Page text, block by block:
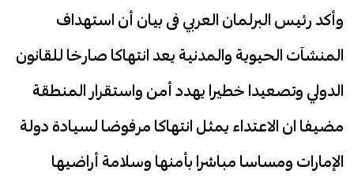
وأكد رئيس البرلمان العربي فى بيان أن استهداف
المنشآت الحيوية والمدنية يعد انتهاكا صارخا للقانون
الدولي وتصعيدا خطيرا يهدد أمن واستقرار المنطقة
مضيفا ان الاعتداء يمثل انتهاكا مرفوضا لسيادة دولة
الإمارات ومساسا مباشرا بأمنها وسلامة أراضيها